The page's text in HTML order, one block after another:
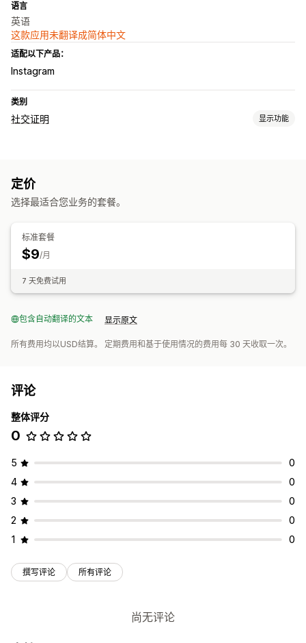
语言
英语
这款应用未翻译成简体中文
适配以下产品：
Instagram
类别
社交证明 显示功能
分析
定价
选择最适合您业务的套餐。
标准套餐
$9/月
7 天免费试用
包含自动翻译的文本 显示原文
所有费用均以USD结算。 定期费用和基于使用情况的费用每 30 天收取一次。
评论
整体评分
0
5
0
4
0
3
0
2
0
1
0
撰写评论 所有评论
尚无评论